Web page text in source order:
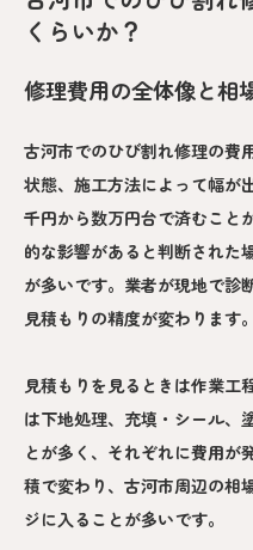
くらいか？
修理費用の全体像と相
古河市でのひび割れ修理の費
状態、施工方法によって幅が
千円から数万円台で済むこと
的な影響があると判断された
が多いです。業者が現地で診
見積もりの精度が変わります。
見積もりを見るときは作業工
は下地処理、充填・シール、
とが多く、それぞれに費用が
積で変わり、古河市周辺の相
ジに入ることが多いです。